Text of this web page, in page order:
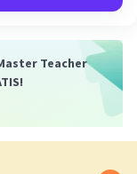
Teacher